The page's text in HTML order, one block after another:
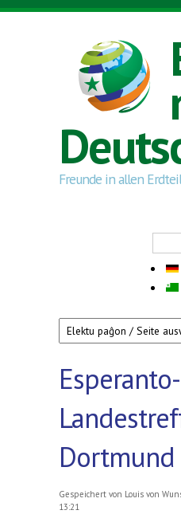
Direkt zum Inhalt
Freunde in allen
Esperanto-
Dortmund
Gespeichert von Louis von
13:21